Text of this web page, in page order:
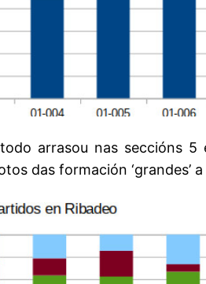
arrasou nas seccións 5
das formación ‘grandes’